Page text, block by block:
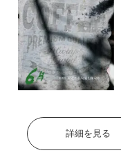
詳細を見る